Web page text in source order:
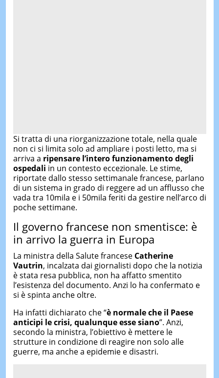
Si tratta di una riorganizzazione totale, nella quale
non ci si limita solo ad ampliare i posti letto, ma si
arriva a ripensare l’intero funzionamento degli
ospedali in un contesto eccezionale. Le stime,
riportate dallo stesso settimanale francese, parlano
di un sistema in grado di reggere ad un afflusso che
vada tra 10mila e i 50mila feriti da gestire nell’arco di
poche settimane.
Il governo francese non smentisce: è
in arrivo la guerra in Europa
La ministra della Salute francese Catherine
Vautrin, incalzata dai giornalisti dopo che la notizia
è stata resa pubblica, non ha affatto smentito
l’esistenza del documento. Anzi lo ha confermato e
si è spinta anche oltre.
Ha infatti dichiarato che “è normale che il Paese
anticipi le crisi, qualunque esse siano”. Anzi,
secondo la ministra, l’obiettivo è mettere le
strutture in condizione di reagire non solo alle
guerre, ma anche a epidemie e disastri.